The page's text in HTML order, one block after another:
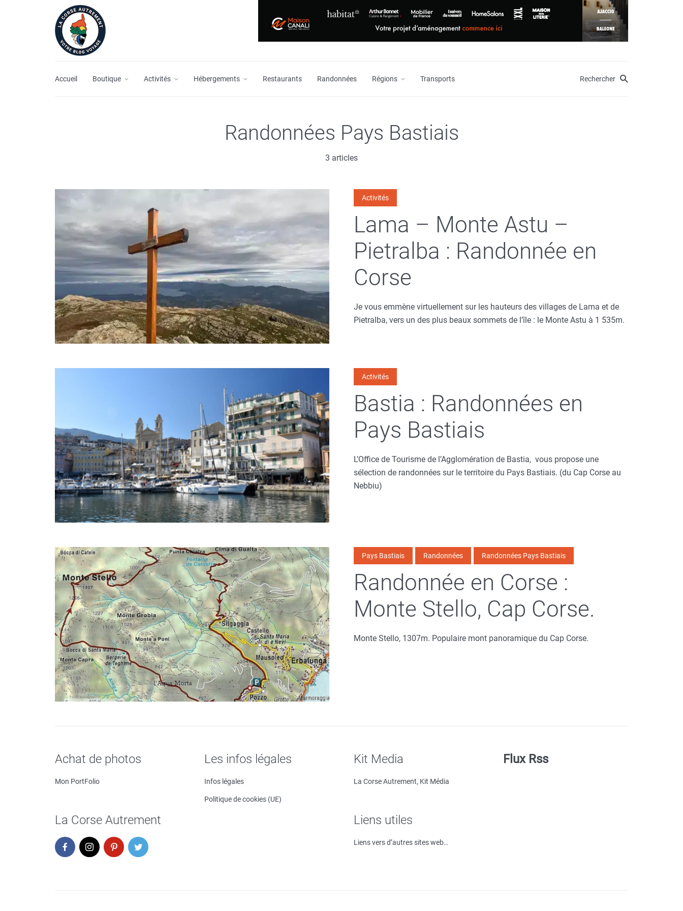
Accueil Boutique Activités Hébergements Restaurants Randonnées Régions Transports Rechercher
Randonnées Pays Bastiais
3 articles
Activités
Lama – Monte Astu –
Pietralba : Randonnée en
Corse
Je vous emmène virtuellement sur les hauteurs des villages de Lama et de
Pietralba, vers un des plus beaux sommets de l’île : le Monte Astu à 1 535m.
Activités
Bastia : Randonnées en
Pays Bastiais
L’Office de Tourisme de l’Agglomération de Bastia, vous propose une
sélection de randonnées sur le territoire du Pays Bastiais. (du Cap Corse au
Nebbiu)
Pays Bastiais Randonnées Randonnées Pays Bastiais
Randonnée en Corse :
Monte Stello, Cap Corse.
Monte Stello, 1307m. Populaire mont panoramique du Cap Corse.
Achat de photos
Mon PortFolio
La Corse Autrement
Les infos légales
Infos légales
Politique de cookies (UE)
Kit Media
La Corse Autrement, Kit Média
Liens utiles
Liens vers d’autres sites web…
Flux Rss